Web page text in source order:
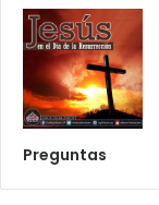
Preguntas